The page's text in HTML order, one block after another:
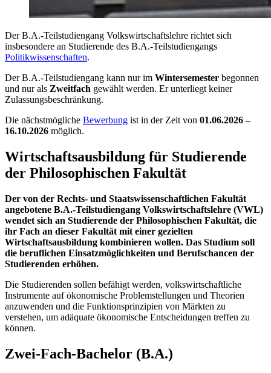
Der B.A.-Teilstudiengang Volkswirtschaftslehre richtet sich
insbesondere an Studierende des B.A.-Teilstudiengangs
Politikwissenschaften.
Der B.A.-Teilstudiengang kann nur im Wintersemester begonnen
und nur als Zweitfach gewählt werden. Er unterliegt keiner
Zulassungsbeschränkung.
Die nächstmögliche Bewerbung ist in der Zeit von 01.06.2026 –
16.10.2026 möglich.
Wirtschaftsausbildung für Studierende
der Philosophischen Fakultät
Der von der Rechts- und Staatswissenschaftlichen Fakultät
angebotene B.A.-Teilstudiengang Volkswirtschaftslehre (VWL)
wendet sich an Studierende der Philosophischen Fakultät, die
ihr Fach an dieser Fakultät mit einer gezielten
Wirtschaftsausbildung kombinieren wollen. Das Studium soll
die beruflichen Einsatzmöglichkeiten und Berufschancen der
Studierenden erhöhen.
Die Studierenden sollen befähigt werden, volkswirtschaftliche
Instrumente auf ökonomische Problemstellungen und Theorien
anzuwenden und die Funktionsprinzipien von Märkten zu
verstehen, um adäquate ökonomische Entscheidungen treffen zu
können.
Zwei-Fach-Bachelor (B.A.)